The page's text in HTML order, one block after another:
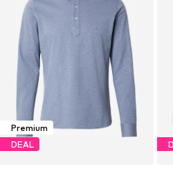
Premium
DEAL